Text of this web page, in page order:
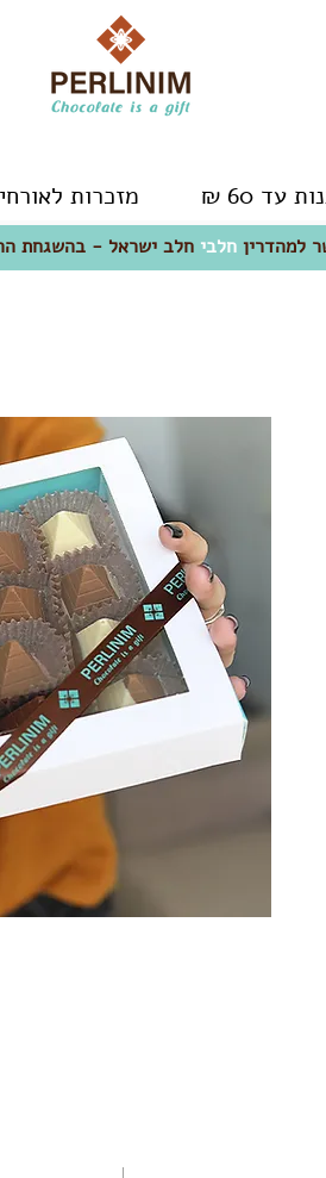
עד 60 ₪ מזכרות
כשר למהדריןחלבי - חלב למהדרין חלבי חלב ישראל - בהשגחת